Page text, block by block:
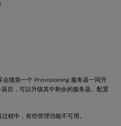
随第一个 Provisioning 服务器一同升
后，可以升级其中剩余的服务器。配置
程中，有些管理功能不可用。